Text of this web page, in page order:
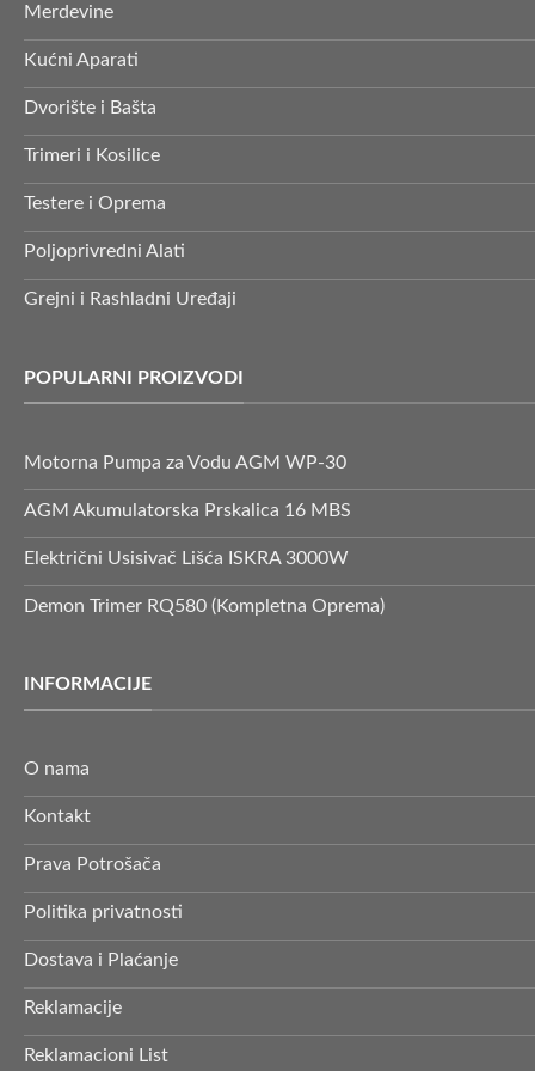
Merdevine
Kućni Aparati
Dvorište i Bašta
Trimeri i Kosilice
Testere i Oprema
Poljoprivredni Alati
Grejni i Rashladni Uređaji
POPULARNI PROIZVODI
Motorna Pumpa za Vodu AGM WP-30
AGM Akumulatorska Prskalica 16 MBS
Električni Usisivač Lišća ISKRA 3000W
Demon Trimer RQ580 (Kompletna Oprema)
INFORMACIJE
O nama
Kontakt
Prava Potrošača
Politika privatnosti
Dostava i Plaćanje
Reklamacije
Reklamacioni List